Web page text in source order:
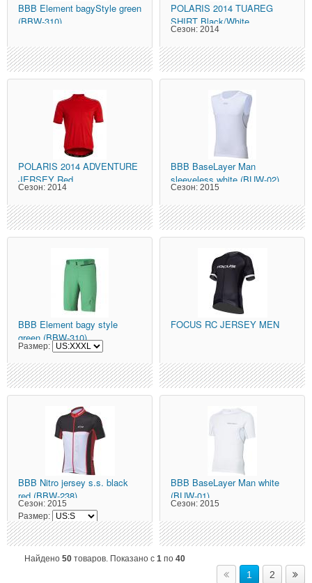
BBB Element bagyStyle green
(BBW-310)
POLARIS 2014 TUAREG
SHIRT Black/White
Сезон: 2014
POLARIS 2014 ADVENTURE
JERSEY Red
Сезон: 2014
BBB BaseLayer Man
sleeveless white (BUW-02)
Сезон: 2015
BBB Element bagy style
green (BBW-310)
Размер:
FOCUS RC JERSEY MEN
BBB Nitro jersey s.s. black
red (BBW-238)
Сезон: 2015
Размер:
BBB BaseLayer Man white
(BUW-01)
Сезон: 2015
Найдено 50 товаров. Показано с 1 по 40
1 2